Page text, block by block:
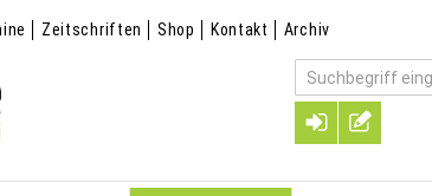
Zeitschriften Shop Kontakt Archiv